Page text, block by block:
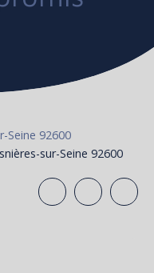
Seine 92600
sur-Seine 92600